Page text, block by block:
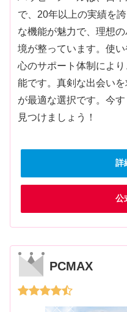
で、20年以上の実績を
な機能が魅力で、理想
境が整っています。使
心のサポート体制によ
能です。真剣な出会い
が最適な選択です。今
見つけましょう！
詳
公
PCMAX